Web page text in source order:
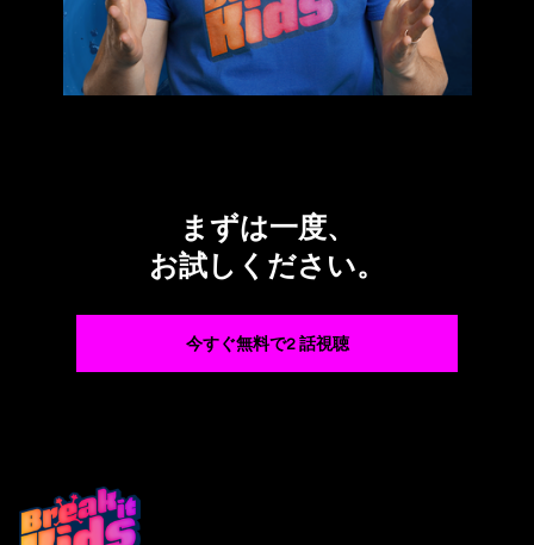
まずは一度、
お試しください。
今すぐ無料で2 話視聴